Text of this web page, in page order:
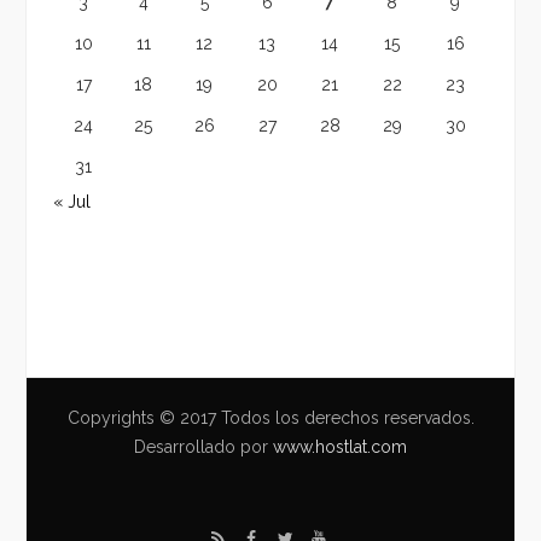
10 11 12 13 14 15 16
17 18 19 20 21 22 23
24 25 26 27 28 29 30
31
« Jul
Copyrights © 2017 Todos los derechos reservados.
Desarrollado por www.hostlat.com
R F T Y